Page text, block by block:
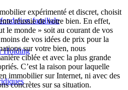
familiale
Holding
expérimenté et discret, choisit
réussie de votre bien. En effet,
le monde » soit au courant de vos
de vos idées de prix pour la
sur votre bien, nous
ciblée et avec la plus grande
C’est la raison pour laquelle
immobilier sur Internet, ni avec des
concrètes sur sa situation.